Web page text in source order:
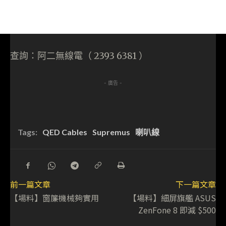
查詢：阿二無線電（ 2393 6381 ）
- 廣告 -
Tags: QED Cables Supremus 喇叭線
前一篇文章
【場料】窗簾機械夠實用
下一篇文章
【場料】細屏旗艦 ASUS
ZenFone 8 即減 $500